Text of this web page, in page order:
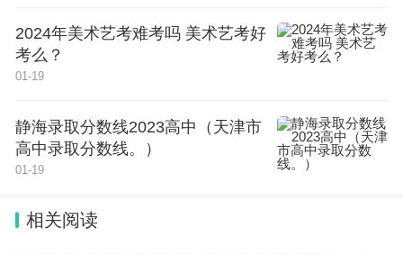
2024年美术艺考难考吗 美术艺考好
考么？
01-19
静海录取分数线2023高中（天津市
高中录取分数线。）
01-19
相关阅读